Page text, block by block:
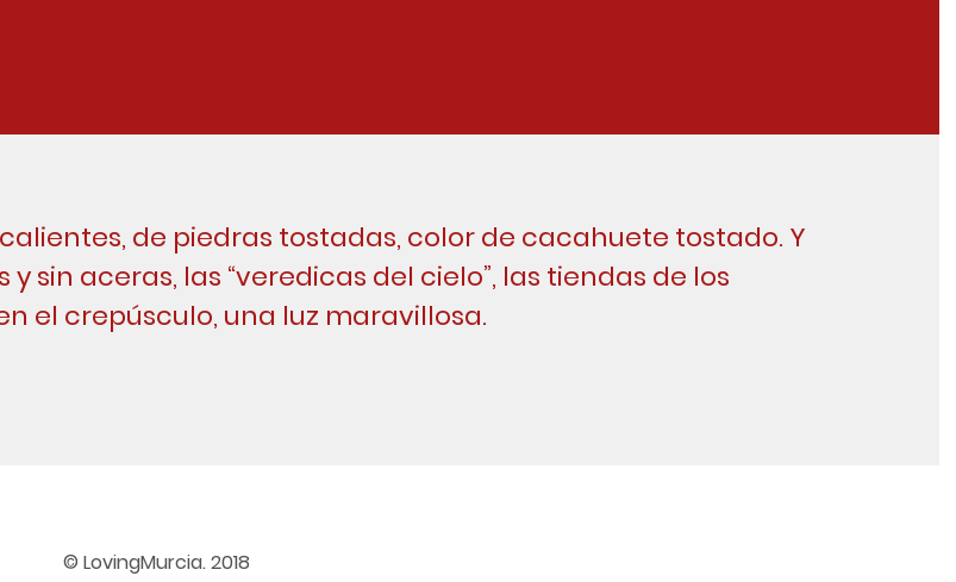
de piedras tostadas, color de cacahuete tostado. Y
sin aceras, las “veredicas del cielo”, las tiendas de los
el crepúsculo, una luz maravillosa.
© LovingMurcia. 2018